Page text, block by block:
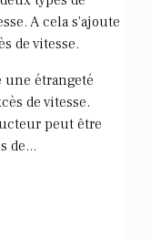
A cela s'ajoute
de vitesse.
étrangeté
de vitesse.
peut être
de...